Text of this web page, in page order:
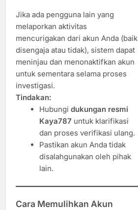
Jika ada pengguna lain yang
melaporkan aktivitas
mencurigakan dari akun Anda (baik
disengaja atau tidak), sistem dapat
meninjau dan menonaktifkan akun
untuk sementara selama proses
investigasi.
Tindakan:
Hubungi dukungan resmi
Kaya787 untuk klarifikasi
dan proses verifikasi ulang.
Pastikan akun Anda tidak
disalahgunakan oleh pihak
lain.
Cara Memulihkan Akun